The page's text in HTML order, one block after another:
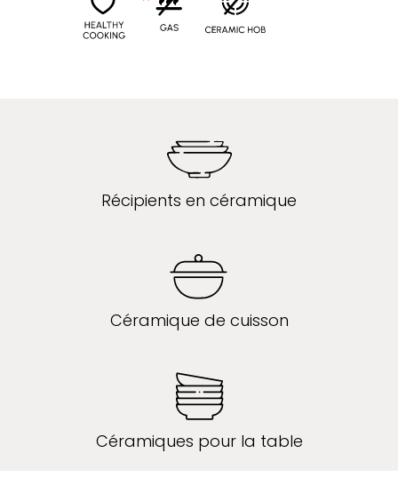
Récipients en céramique
Céramique de cuisson
Céramiques pour la table